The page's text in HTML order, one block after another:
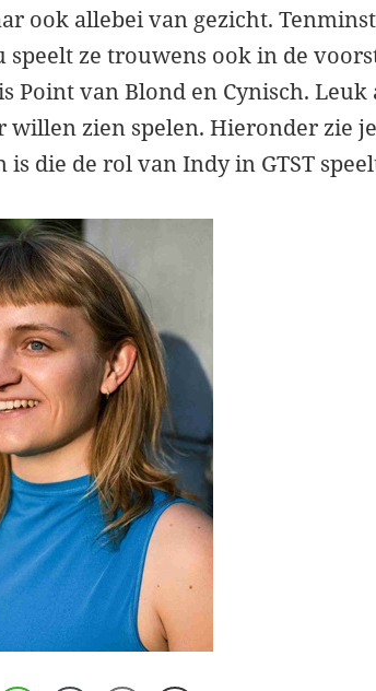
ook allebei van gezicht.
speelt ze trouwens ook in de
Point van Blond en Cynisch.
willen zien spelen. Hieronder zie
is die de rol van Indy in GTST